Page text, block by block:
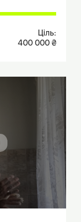
Ціль:
400 000 ₴